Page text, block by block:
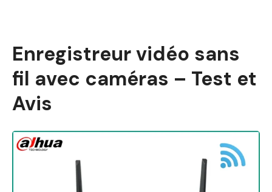
Enregistreur vidéo sans
fil avec caméras – Test et
Avis